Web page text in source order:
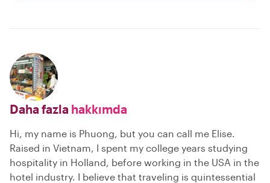
Daha fazla hakkımda
Hi, my name is Phuong, but you can call me Elise.
Raised in Vietnam, I spent my college years studying
hospitality in Holland, before working in the USA in the
hotel industry. I believe that traveling is quintessential